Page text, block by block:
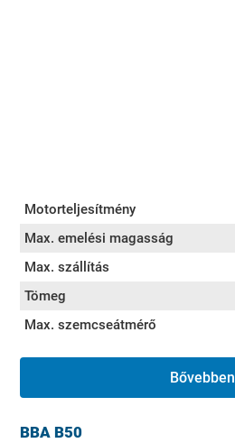
Motorteljesítmény
Max. emelési magasság
Max. szállítás
Tömeg
Max. szemcseátmérő
Bővebben
BBA B50